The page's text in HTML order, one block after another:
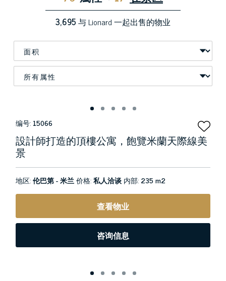
3,695与 Lionard 一起出售的物业
编号: 15066
設計師打造的頂樓公寓，飽覽米蘭天際線美
景
地区:伦巴第 - 米兰价格:私人洽谈 内部: 235 m2
查看物业
咨询信息